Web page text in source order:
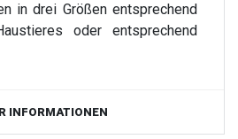
in drei Größen entsprechend
oder entsprechend
INFORMATIONEN